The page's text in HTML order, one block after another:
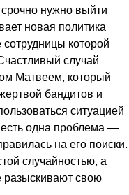
нужно выйти
новая политика
которой
случай
Матвеем, который
бандитов и
ситуацией
одна проблема —
на его поиски.
случайностью, а
свою